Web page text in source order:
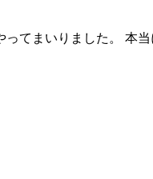
てまいりました。 本